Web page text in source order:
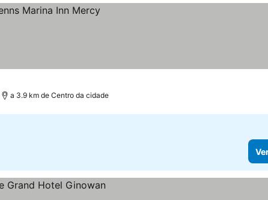
a 3.9 km de Centro da cidade